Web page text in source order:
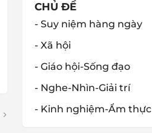
CHỦ ĐỀ
- Suy niệm hàng ngày
- Xã hội
- Giáo hội-Sống đạo
- Nghe-Nhìn-Giải trí
- Kinh nghiệm-Ẩm thực